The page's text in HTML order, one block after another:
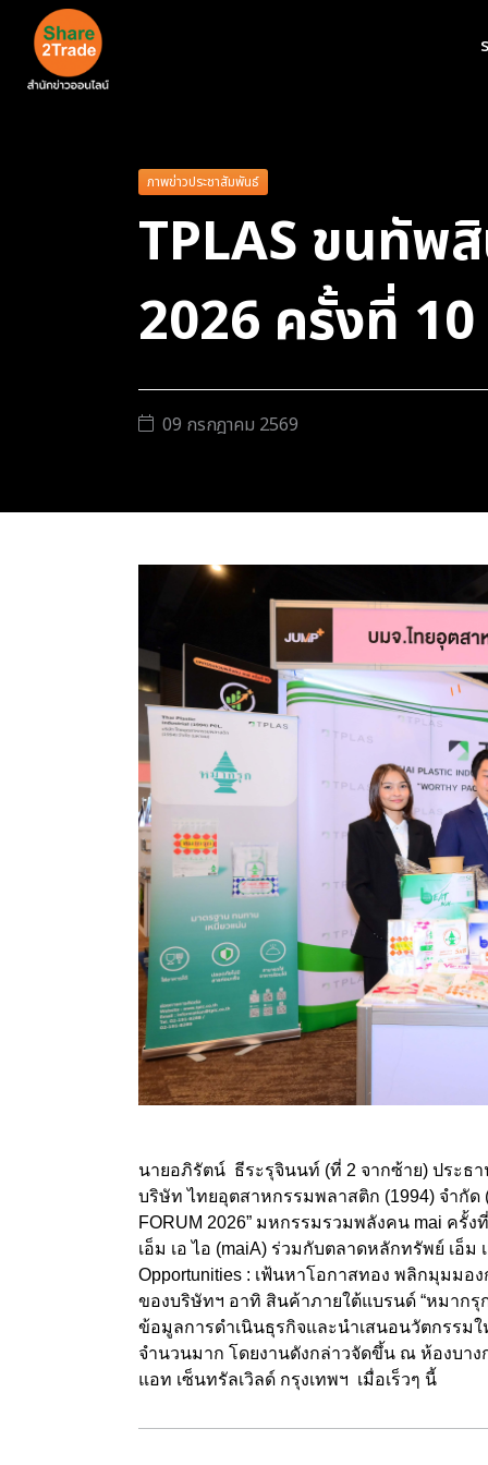
ภาพข่าวประชาสัมพันธ์
TPLAS ขนทัพ
2026 ครั้งที่ 10
09 กรกฎาคม 2569
นายอภิรัตน์ ธีระรุจินนท์ (ที่ 2 จากซ้าย) ประธ
บริษัท ไทยอุตสาหกรรมพลาสติก (1994) จำกัด
FORUM 2026” มหกรรมรวมพลังคน mai ครั้
เอ็ม เอ ไอ (maiA) ร่วมกับตลาดหลักทรัพย์ เอ็ม
Opportunities : เฟ้นหาโอกาสทอง พลิกมุมม
ของบริษัทฯ อาทิ สินค้าภายใต้แบรนด์ “หมากรุก
ข้อมูลการดำเนินธุรกิจและนำเสนอนวัตกรรม
จำนวนมาก โดยงานดังกล่าวจัดขึ้น ณ ห้องบา
แอท เซ็นทรัลเวิลด์ กรุงเทพฯ เมื่อเร็วๆ นี้